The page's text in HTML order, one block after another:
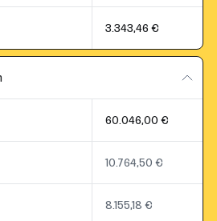
3.343,46 €
60.046,00 €
10.764,50 €
8.155,18 €